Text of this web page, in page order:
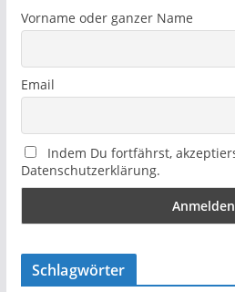
Vorname oder ganzer Name
Email
Indem Du fortfährst,
Datenschutzerklärung.
Schlagwörter